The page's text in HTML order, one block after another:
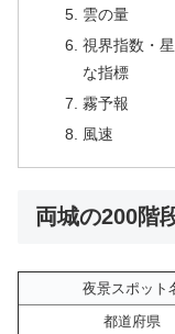
雲の量
視界指数・
な指標
霧予報
風速
両城の200階
夜景スポット
都道府県